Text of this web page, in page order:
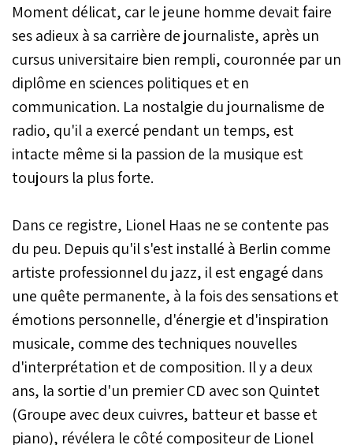
Moment délicat, car le jeune homme devait faire
ses adieux à sa carrière de journaliste, après un
cursus universitaire bien rempli, couronnée par un
diplôme en sciences politiques et en
communication. La nostalgie du journalisme de
radio, qu'il a exercé pendant un temps, est
intacte même si la passion de la musique est
toujours la plus forte.
Dans ce registre, Lionel Haas ne se contente pas
du peu. Depuis qu'il s'est installé à Berlin comme
artiste professionnel du jazz, il est engagé dans
une quête permanente, à la fois des sensations et
émotions personnelle, d'énergie et d'inspiration
musicale, comme des techniques nouvelles
d'interprétation et de composition. Il y a deux
ans, la sortie d'un premier CD avec son Quintet
(Groupe avec deux cuivres, batteur et basse et
piano), révélera le côté compositeur de Lionel